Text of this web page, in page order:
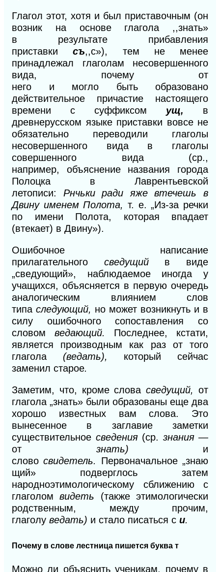
Глагол этот, хотя и был приставочным (он
возник на основе глагола ,,знать»
в результате прибавления
приставкисъ,,с»), тем не менее
принадлежал глаголам несовершенного
вида, почему от
него и могло быть
образовано
действительное причастие настоящего
времени с суффиксом ущ, в
древнерусском языке приставки вовсе не
обязательно переводили глаголы
несовершенного вида в глаголы
совершенного вида (ср.,
например, объяснение названия города
Полоцка в Лаврентьевской
летописи: Рнчьки ради яже втечешь в
Двину именем Полота, т. е. „Из-за речки
по имени Полота, которая впадает
(втекает) в Двину»).
Ошибочное написание
прилагательного сведущий в виде
„сведующий», наблюдаемое иногда у
учащихся, объясняется в первую очередь
аналогическим влиянием слов
типа следующий, но может возникнуть и в
силу ошибочного сопоставления со
словом ведающий. Последнее, кстати,
является производным как раз от того
глагола (ведать), который сейчас
заменил старое.
Заметим, что, кроме словасведущий,от
глагола „знать» были образованы еще два
хорошо известных вам слова. Это
вынесенное в заглавие заметки
существительное сведения (ср. знания —
от знать) и
словосвидетель. Первоначальное „знаю
щий» подверглось затем
народноэтимологическому сближению с
глаголомвидеть (также этимологически
родственным, между прочим,
глаголу ведать) и стало писаться с и.
Почему в слове лестница пишется буква т
Можно ли объяснить ученикам, почему в